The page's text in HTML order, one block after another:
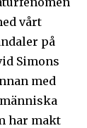
vårt
på
Simons
med
har makt